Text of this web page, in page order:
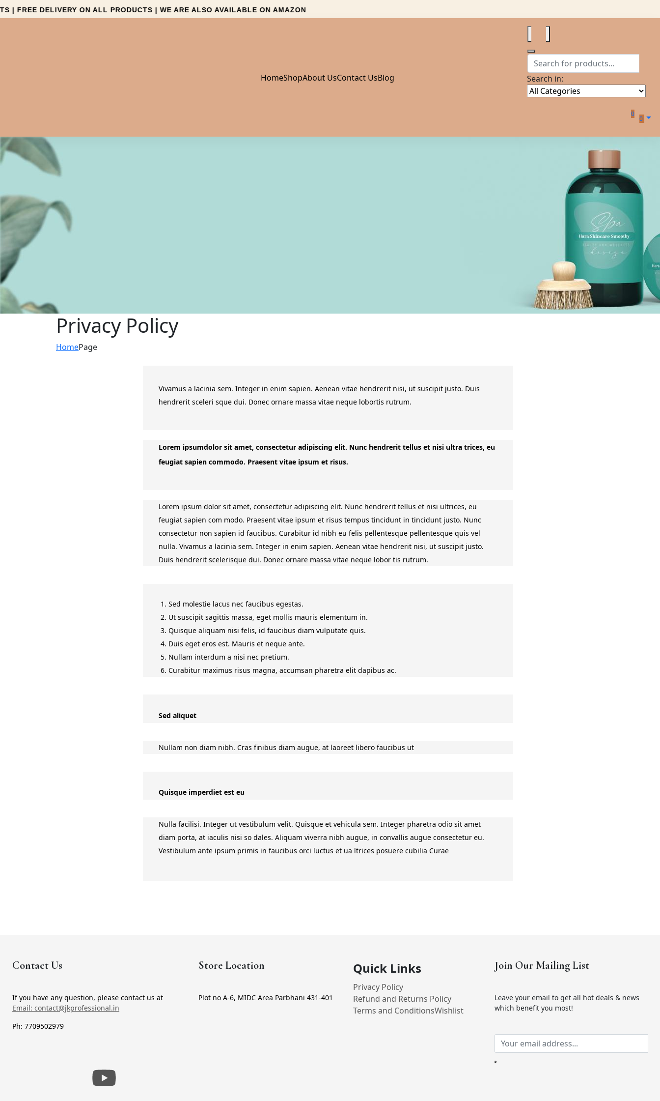
DELIVERY ON ALL PRODUCTS | WE ARE ALSO AVAILABLE ON AMAZON
HomeShopAbout UsContact UsBlog Search in:
0
0
Privacy Policy
HomePage
Vivamus a lacinia sem. Integer in enim sapien. Aenean vitae hendrerit nisi, ut suscipit justo. Duis
hendrerit sceleri sque dui. Donec ornare massa vitae neque lobortis rutrum.
Lorem ipsumdolor sit amet, consectetur adipiscing elit. Nunc hendrerit tellus et nisi ultra trices, eu
feugiat sapien commodo. Praesent vitae ipsum et risus.
Lorem ipsum dolor sit amet, consectetur adipiscing elit. Nunc hendrerit tellus et nisi ultrices, eu
feugiat sapien com modo. Praesent vitae ipsum et risus tempus tincidunt in tincidunt justo. Nunc
consectetur non sapien id faucibus. Curabitur id nibh eu felis pellentesque pellentesque quis vel
nulla. Vivamus a lacinia sem. Integer in enim sapien. Aenean vitae hendrerit nisi, ut suscipit justo.
Duis hendrerit scelerisque dui. Donec ornare massa vitae neque lobor tis rutrum.
1. Sed molestie lacus nec faucibus egestas.
2. Ut suscipit sagittis massa, eget mollis mauris elementum in.
3. Quisque aliquam nisi felis, id faucibus diam vulputate quis.
4. Duis eget eros est. Mauris et neque ante.
5. Nullam interdum a nisi nec pretium.
6. Curabitur maximus risus magna, accumsan pharetra elit dapibus ac.
Sed aliquet
Nullam non diam nibh. Cras finibus diam augue, at laoreet libero faucibus ut
Quisque imperdiet est eu
Nulla facilisi. Integer ut vestibulum velit. Quisque et vehicula sem. Integer pharetra odio sit amet
diam porta, at iaculis nisi so dales. Aliquam viverra nibh augue, in convallis augue consectetur eu.
Vestibulum ante ipsum primis in faucibus orci luctus et ua ltrices posuere cubilia Curae
Contact Us
If you have any question, please contact us at
Email: contact@jkprofessional.in
Ph: 7709502979
Store Location
Plot no A-6, MIDC Area Parbhani 431-401
Quick Links
Privacy Policy
Refund and Returns Policy
Terms and ConditionsWishlist
Join Our Mailing List
Leave your email to get all hot deals & news
which benefit you most!